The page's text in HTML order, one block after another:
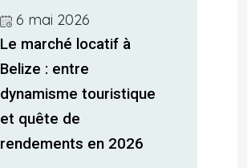
6 mai 2026
Le marché locatif à
Belize : entre
dynamisme touristique
et quête de
rendements en 2026